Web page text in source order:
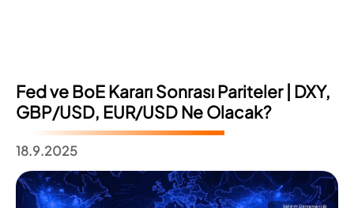
Fed ve BoE Kararı Sonrası Pariteler | DXY,
GBP/USD, EUR/USD Ne Olacak?
18.9.2025